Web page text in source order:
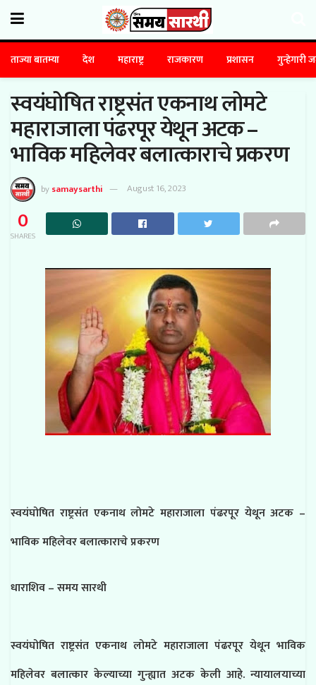
ताज्या बातम्या देश महाराष्ट्र राजकारण प्रशासन गुन्हेगारी
स्वयंघोषित राष्ट्रसंत एकनाथ लोमटे
महाराजाला पंढरपूर येथून अटक –
भाविक महिलेवर बलात्काराचे प्रकरण
bysamaysarthi August 16, 2023
0
SHARES
स्वयंघोषित राष्ट्रसंत एकनाथ लोमटे महाराजाला पंढरपूर येथून अटक –
भाविक महिलेवर बलात्काराचे प्रकरण
धाराशिव – समय सारथी
स्वयंघोषित राष्ट्रसंत एकनाथ लोमटे महाराजाला पंढरपूर येथून भाविक
महिलेवर बलात्कार केल्याच्या गुन्ह्यात अटक केली आहे. न्यायालयाच्या